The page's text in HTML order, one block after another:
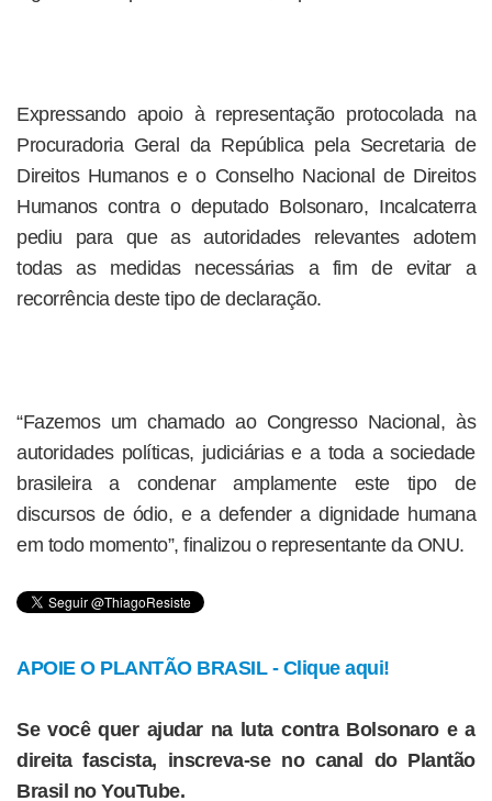
Expressando apoio à representação protocolada na
Procuradoria Geral da República pela Secretaria de
Direitos Humanos e o Conselho Nacional de Direitos
Humanos contra o deputado Bolsonaro, Incalcaterra
pediu para que as autoridades relevantes adotem
todas as medidas necessárias a fim de evitar a
recorrência deste tipo de declaração.
“Fazemos um chamado ao Congresso Nacional, às
autoridades políticas, judiciárias e a toda a sociedade
brasileira a condenar amplamente este tipo de
discursos de ódio, e a defender a dignidade humana
em todo momento”, finalizou o representante da ONU.
APOIE O PLANTÃO BRASIL - Clique aqui!
Se você quer ajudar na luta contra Bolsonaro e a
direita fascista, inscreva-se no canal do Plantão
Brasil no YouTube.